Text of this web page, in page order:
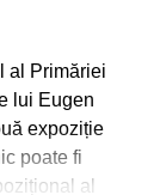
al Primăriei
lui Eugen
expoziție
poate fi
al